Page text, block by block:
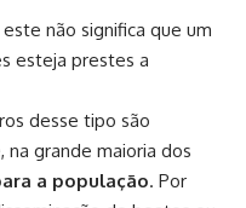
não significa que um
esteja prestes a
desse tipo são
na grande maioria dos
a população. Por